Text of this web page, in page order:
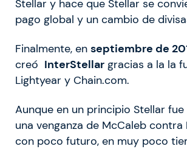
Stellar y hace que Stellar se
pago global y un cambio de
Finalmente, en septiembre de
creó InterStellar gracias a la la
Lightyear y Chain.com.
Aunque en un principio Stellar
una venganza de McCaleb contra
con poco futuro, en muy poco